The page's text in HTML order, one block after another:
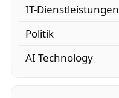
IT-Dienstleistungen
Politik
AI Technology